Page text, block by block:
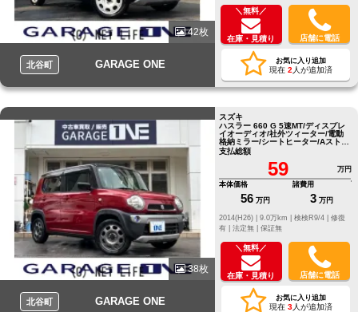
42枚
北谷町 GARAGE ONE
＼無料／
在庫・見積り 店舗に電話
お気に入り追加
現在 2 人が追加済
38枚
北谷町 GARAGE ONE
スズキ
ハスラー 660 G 5速MT/ディスプレ
イオーディオ/社外ツィーター/電動
格納ミラー/シートヒーター/Aストッ
プ
支払総額
59
万円
本体価格
56 万円
諸費用
3 万円
修復
有 | 法定無 | 保証無
＼無料／
在庫・見積り 店舗に電話
お気に入り追加
現在 3人が追加済